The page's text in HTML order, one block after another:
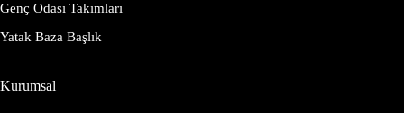
Genç Odası Takımları
Yatak Baza Başlık
Kurumsal